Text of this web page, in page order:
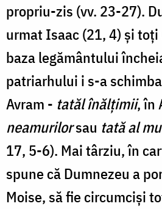
propriu-zis (vv. 23-27).
urmat Isaac (21, 4) şi
baza legământului
patriarhului i s-a
Avram - tatăl înălţimii, în
neamurilorsau tată al
17, 5-6). Mai târziu, în
spune că Dumnezeu a
Moise, să fie circumciși